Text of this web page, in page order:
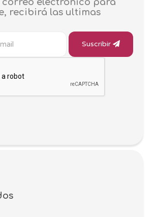
correo electrónico para
recibirá las ultimas
Suscribir